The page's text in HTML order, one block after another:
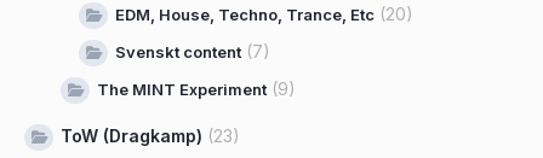
EDM, House, Techno, Trance, Etc (20)
Svenskt content (7)
The MINT Experiment (9)
ToW (Dragkamp) (23)